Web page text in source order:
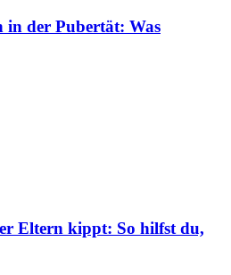
in der Pubertät: Was
Eltern kippt: So hilfst du,